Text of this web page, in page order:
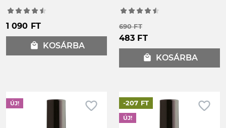
1 090 FT
local_mall KOSÁRBA
690 FT
483 FT
local_mall KOSÁRBA
favorite_border
ÚJ! favorite_border
-207 FT
ÚJ!